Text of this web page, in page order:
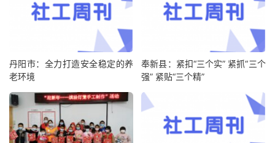
丹阳市：全力打造安全稳定的养
老环境
奉新县：紧扣“三个实” 紧抓“三个
强” 紧贴“三个精”